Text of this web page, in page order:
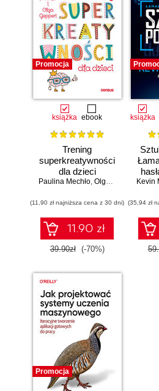
Promocja
książka ebook
Trening
superkreatywności
dla dzieci
Paulina Mechło, Olga Geppert
(11,90 zł najniższa cena z 30 dni)
11.90 zł
39.90zł (-70%)
książka
Kevin
(35,94 zł
Promocja